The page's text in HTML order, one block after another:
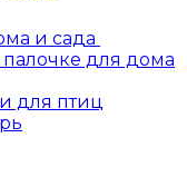
и сада
для дома
для птиц